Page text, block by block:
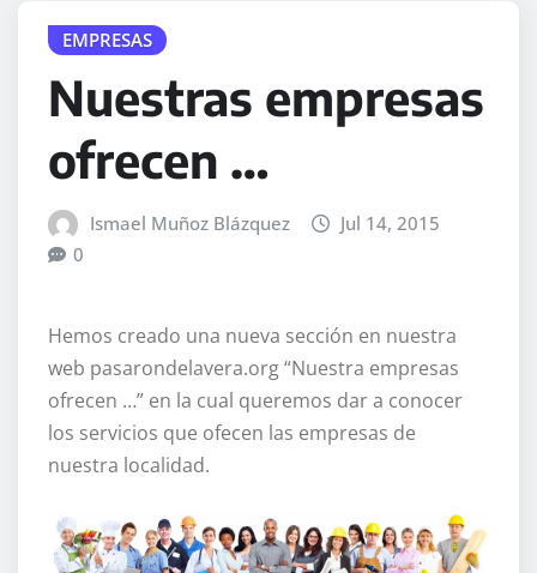
EMPRESAS
Nuestras empresas
ofrecen …
Ismael Muñoz Blázquez
Jul 14, 2015
0
Hemos creado una nueva sección en nuestra
web pasarondelavera.org “Nuestra empresas
ofrecen …” en la cual queremos dar a conocer
los servicios que ofecen las empresas de
nuestra localidad.